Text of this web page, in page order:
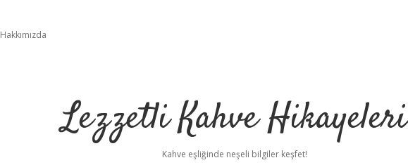
Hakkımızda
Lezzetli Kahve Hikayeleri
Kahve eşliğinde neşeli bilgiler keşfet!